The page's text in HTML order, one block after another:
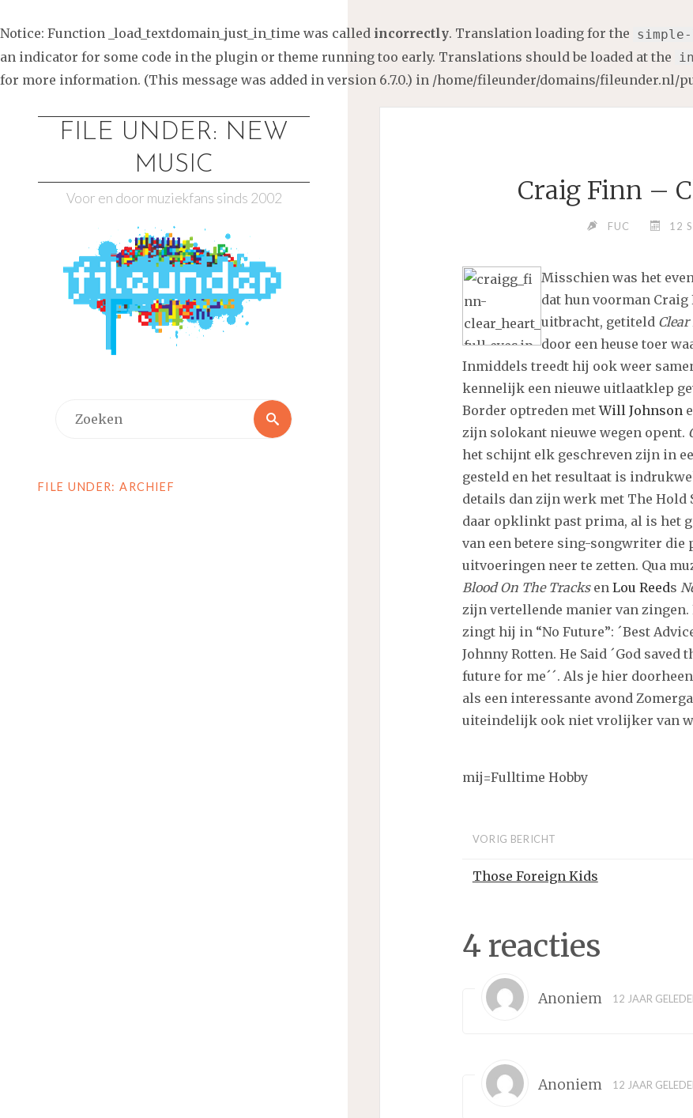
Notice: Function _load_textdomain_just_in_time was called incorrectly. Translation loading for the
an indicator for some code in the plugin or theme running too early. Translations should be loaded at the
for more information. (This message was added in version 6.7.0.) in /home/fileunder/domains/fileunder.nl/
FILE UNDER: NEW
MUSIC
Voor en door muziekfans sinds 2002
Zoeken
FILE UNDER: ARCHIEF
Craig Finn –
FUC 12
Misschien was het
dat hun voorman
uitbracht, getiteld
door een heuse toer
Inmiddels treedt hij ook weer
kennelijk een nieuwe uitlaatklep
Border optreden metWill Johnson
zijn solokant nieuwe wegen opent.
het schijnt elk geschreven zijn in
gesteld en het resultaat is
details dan zijn werk met The Hold
daar opklinkt past prima, al is het
van een betere sing-songwriter
uitvoeringen neer te zetten. Qua
Blood On The Tracksen Lou Reeds
zijn vertellende manier van
zingt hij in “No Future”: ´Best
Johnny Rotten. He Said ´God saved
future for me´´. Als je hier
als een interessante avond
uiteindelijk ook niet vrolijker van
mij=Fulltime Hobby
VORIG BERICHT
Those Foreign Kids
4 reacties
Anoniem 12 JAAR
Anoniem 12 JAAR